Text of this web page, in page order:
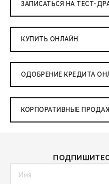
ЗАПИСАТЬСЯ НА ТЕСТ-
КУПИТЬ ОНЛАЙН
ОДОБРЕНИЕ КРЕДИТА
КОРПОРАТИВНЫЕ